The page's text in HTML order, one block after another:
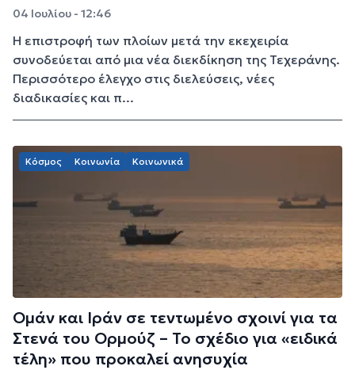
04 Ιουλίου - 12:46
Η επιστροφή των πλοίων μετά την εκεχειρία
συνοδεύεται από μια νέα διεκδίκηση της Τεχεράνης.
Περισσότερο έλεγχο στις διελεύσεις, νέες
διαδικασίες και π...
Κόσμος Κοινωνία Κοινωνικά
Ομάν και Ιράν σε τεντωμένο σχοινί για τα
Στενά του Ορμούζ – Το σχέδιο για «ειδικά
τέλη» που προκαλεί ανησυχία